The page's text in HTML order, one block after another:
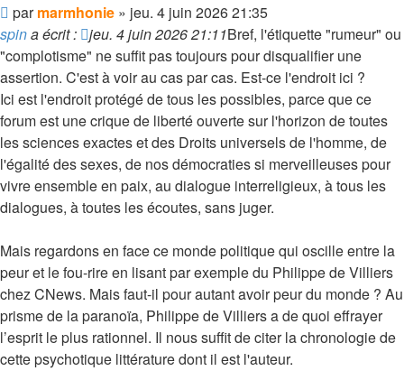
Message
non
lu
parmarmhonie » jeu. 4 juin 2026 21:35
spina écrit : jeu. 4 juin 2026 21:11Bref, l'étiquette "rumeur" ou
"complotisme" ne suffit pas toujours pour disqualifier une
assertion. C'est à voir au cas par cas. Est-ce l'endroit ici ?
Ici est l'endroit protégé de tous les possibles, parce que ce
forum est une crique de liberté ouverte sur l'horizon de toutes
les sciences exactes et des Droits universels de l'homme, de
l'égalité des sexes, de nos démocraties si merveilleuses pour
vivre ensemble en paix, au dialogue interreligieux, à tous les
dialogues, à toutes les écoutes, sans juger.
Mais regardons en face ce monde politique qui oscille entre la
peur et le fou-rire en lisant par exemple du Philippe de Villiers
chez CNews. Mais faut-il pour autant avoir peur du monde ? Au
prisme de la paranoïa, Philippe de Villiers a de quoi effrayer
l’esprit le plus rationnel. Il nous suffit de citer la chronologie de
cette psychotique littérature dont il est l'auteur.